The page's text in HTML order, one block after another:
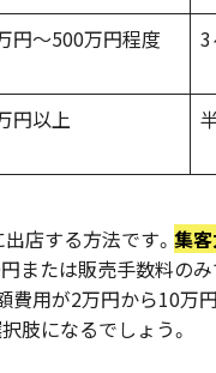
円〜500万円程度
円以上
店する方法です。集
または販売手数料のみ
費用が2万円から10
肢になるでしょう。